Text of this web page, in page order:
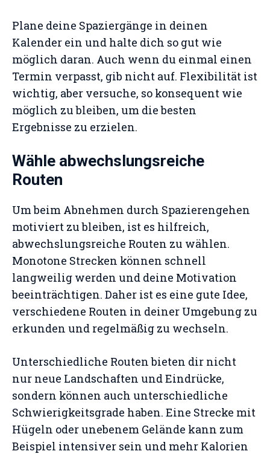
Plane deine Spaziergänge in deinen
Kalender ein und halte dich so gut wie
möglich daran. Auch wenn du einmal einen
Termin verpasst, gib nicht auf. Flexibilität ist
wichtig, aber versuche, so konsequent wie
möglich zu bleiben, um die besten
Ergebnisse zu erzielen.
Wähle abwechslungsreiche
Routen
Um beim Abnehmen durch Spazierengehen
motiviert zu bleiben, ist es hilfreich,
abwechslungsreiche Routen zu wählen.
Monotone Strecken können schnell
langweilig werden und deine Motivation
beeinträchtigen. Daher ist es eine gute Idee,
verschiedene Routen in deiner Umgebung zu
erkunden und regelmäßig zu wechseln.
Unterschiedliche Routen bieten dir nicht
nur neue Landschaften und Eindrücke,
sondern können auch unterschiedliche
Schwierigkeitsgrade haben. Eine Strecke mit
Hügeln oder unebenem Gelände kann zum
Beispiel intensiver sein und mehr Kalorien